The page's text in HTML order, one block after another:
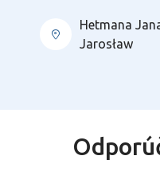
Hetmana
Jarosław